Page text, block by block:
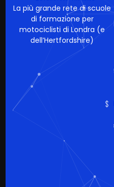
La più grande rete di scuole
di formazione per
motociclisti di Londra (e
dell’Hertfordshire)